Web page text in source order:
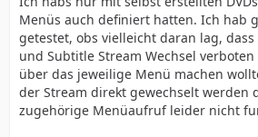
Menüs auch definiert hatten. Ich hab
getestet, obs vielleicht daran lag,
und Subtitle Stream Wechsel
über das jeweilige Menü machen
der Stream direkt gewechselt werden
zugehörige Menüaufruf leider nicht